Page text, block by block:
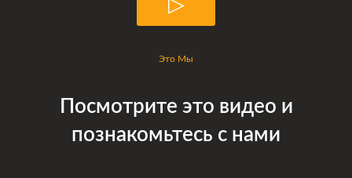
Это Мы
Посмотрите это видео и
познакомьтесь с нами